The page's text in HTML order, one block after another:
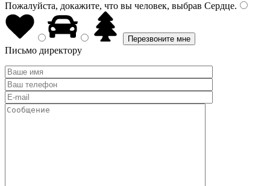
Пожалуйста, докажите, что вы человек, выбрав Сердце.
Письмо директору